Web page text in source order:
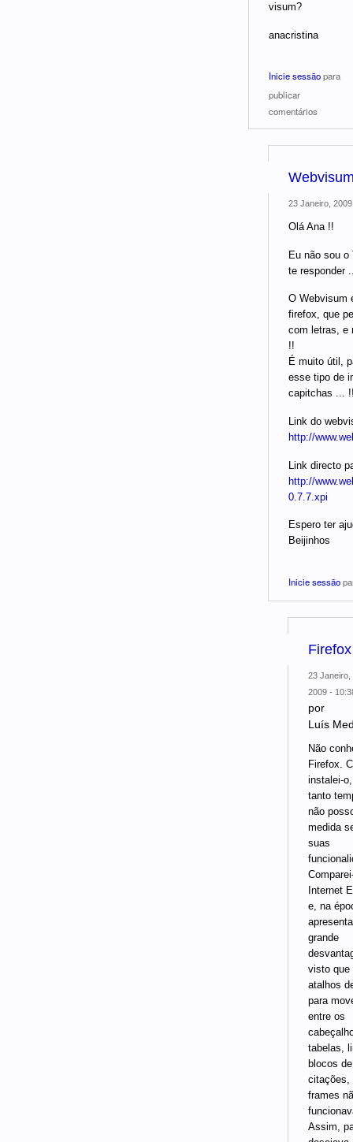
visum?
anacristina
Inicie sessãopara
publicar
comentários
23 Janeiro,
Olá Ana !!
Eu não sou o
te responder
O Webvisum
firefox, que
com letras, e
!!
É muito útil,
esse tipo de
capitchas ...
Link do
http://
Link directo
http://
0.7.7.xpi
Espero ter
Beijinhos
Inicie sessão
Firefox
23 Janeiro,
2009 -
por
Luís
Não
Firefox.
instalei-
tanto
não
medida
suas
Internet
e, na
grande
visto que
atalhos
para
entre os
tabelas,
blocos
citações,
frames
Assim,